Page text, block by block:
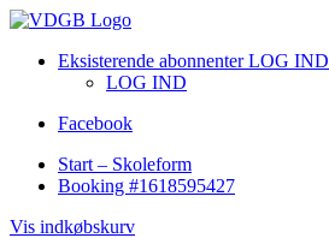
Eksisterende abonnenter LOG IND
LOG IND
Facebook
Start – Skoleform
Booking #1618595427
Vis indkøbskurv